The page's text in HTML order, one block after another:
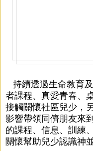
持續透過生命教育
者課程、真愛青春、
接觸關懷社區兒少，
影響帶領同儕朋友來
的課程、信息、訓練
關懷幫助兒少認識神